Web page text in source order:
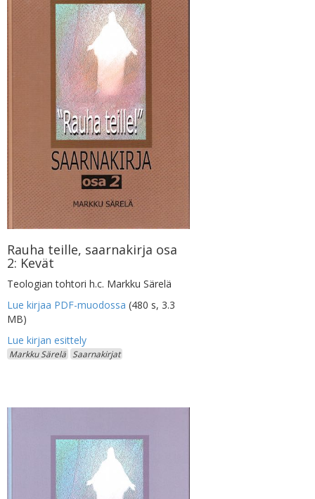
Rauha teille, saarnakirja osa
2: Kevät
Teologian tohtori h.c. Markku Särelä
Lue kirjaa PDF-muodossa (480 s, 3.3
MB)
Markku Särelä Saarnakirjat